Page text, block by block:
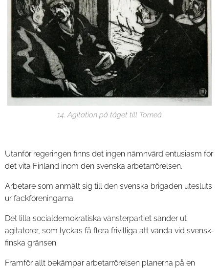
14. Agitation på tåget till Torneå
Utanför regeringen finns det ingen nämnvärd entusiasm för
det vita Finland inom den svenska arbetarrörelsen.
Arbetare som anmält sig till den svenska brigaden utesluts
ur fackföreningarna.
Det lilla socialdemokratiska vänsterpartiet sänder ut
agitatorer, som lyckas få flera frivilliga att vända vid svensk-
finska gränsen.
Framför allt bekämpar arbetarrörelsen planerna på en